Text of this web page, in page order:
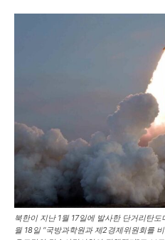
북한이 지난 1월 17일에 발사한 단거리탄
월 18일 “국방과학원과 제2경제위원회를